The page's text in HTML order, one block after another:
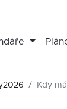
Kdy